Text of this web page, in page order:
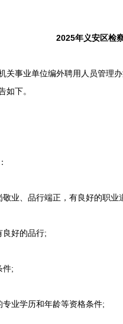
2025年义安区检
事业单位编外聘用人员管理办
如下。
、品行端正，有良好的职业
好的品行;
;
业学历和年龄等资格条件;